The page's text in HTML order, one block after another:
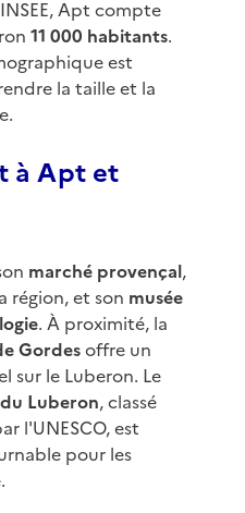
Apt compte
11 000 habitants.
est
la taille et la
à Apt et
marché provençal,
région, et son musée
. À proximité, la
Gordesoffre un
sur le Luberon. Le
Luberon, classé
l'UNESCO, est
pour les